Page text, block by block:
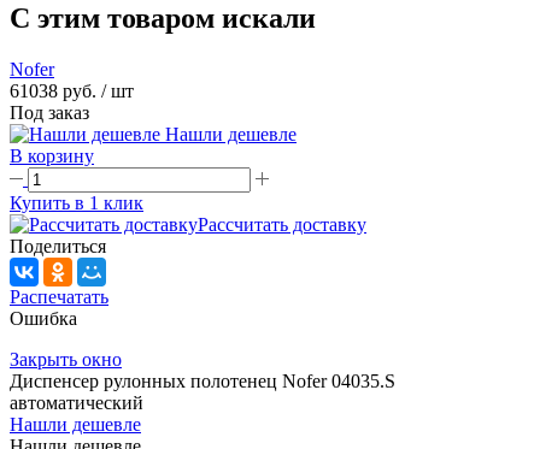
C этим товаром искали
Nofer
61038 руб. / шт
Под заказ
Нашли дешевле
В корзину
Купить в 1 клик
Рассчитать доставку
Поделиться
Распечатать
Ошибка
Закрыть окно
Диспенсер рулонных полотенец Nofer 04035.S
автоматический
Нашли дешевле